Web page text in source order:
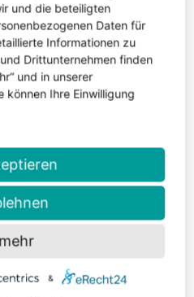
ist erschienen. Im
ein Thema, das oft zu
bekommt: die
mit Epilepsie....
und die beteiligten
Daten für
Informationen zu
Drittunternehmen finden
und in unserer
können Ihre Einwilligung
mehr
&